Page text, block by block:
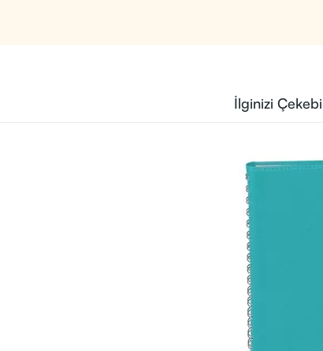
İlginizi